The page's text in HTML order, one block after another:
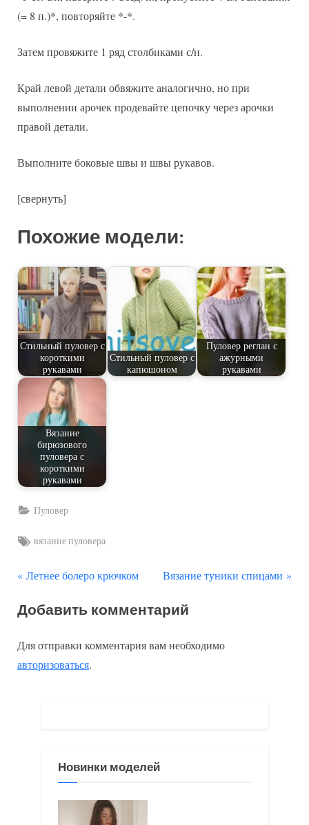
(= 8 п.)*, повторяйте *-*.
Затем провяжите 1 ряд столбиками с/н.
Край левой детали обвяжите аналогично, но при
выполнении арочек продевайте цепочку через арочки
правой детали.
Выполните боковые швы и швы рукавов.
[свернуть]
Похожие модели:
Стильный пуловер с
короткими
рукавами
Стильный пуловер с
капюшоном
Пуловер реглан с
ажурными
рукавами
Вязание
бирюзового
пуловера с
короткими
рукавами
Пуловер
Tags:
вязание пуловера
Навигация
по
записям
П
е
ы
д
Летнее болеро крючком
С
е
у
Вязание туники спицами
Добавить комментарий
Для отправки комментария вам необходимо
авторизоваться.
Новинки моделей